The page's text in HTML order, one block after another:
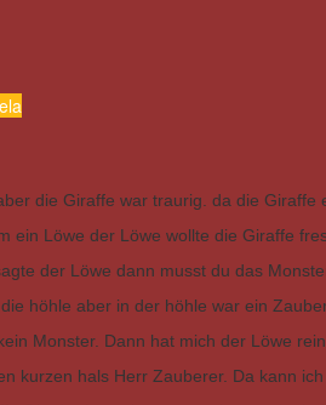
die Giraffe war traurig. da die
ein Löwe der Löwe wollte die Giraffe
der Löwe dann musst du das
höhle aber in der höhle war ein
Monster. Dann hat mich der Löwe
kurzen hals Herr Zauberer. Da kann